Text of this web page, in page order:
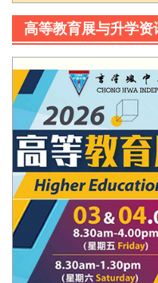
高等教育展与升学资